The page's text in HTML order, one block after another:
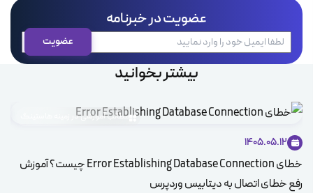
عضویت در خبرنامه
بیشتر بخوانید
مطالب آموزشی در زمینه هاستینگ
1405.05.12
خطای Error Establishing Database Connection چیست؟ آموزش
رفع خطای اتصال به دیتابیس وردپرس